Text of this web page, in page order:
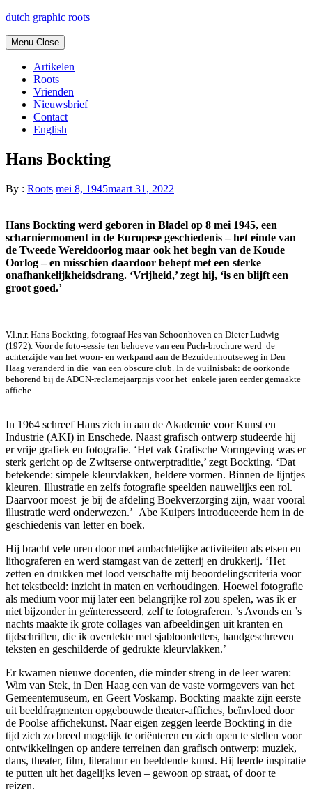
Skip
content
dutch graphic roots
Menu Close
Artikelen
Roots
Vrienden
Nieuwsbrief
Contact
English
Hans Bockting
By : Roots mei 8, 1945maart 31, 2022
Hans Bockting werd geboren in Bladel op 8 mei 1945, een
scharniermoment in de Europese geschiedenis – het einde van
de Tweede Wereldoorlog maar ook het begin van de Koude
Oorlog – en misschien daardoor behept met een sterke
onafhankelijkheidsdrang. ‘Vrijheid,’ zegt hij, ‘is en blijft een
groot goed.’
V.l.n.r. Hans Bockting, fotograaf Hes van Schoonhoven en Dieter Ludwig
(1972). Voor de foto-sessie ten behoeve van een Puch-brochure werd de
achterzijde van het woon- en werkpand aan de Bezuidenhoutseweg in Den
Haag veranderd in die van een obscure club. In de vuilnisbak: de oorkonde
behorend bij de ADCN-reclamejaarprijs voor het enkele jaren eerder gemaakte
affiche.
In 1964 schreef Hans zich in aan de Akademie voor Kunst en
Industrie (AKI) in Enschede. Naast grafisch ontwerp studeerde hij
er vrije grafiek en fotografie. ‘Het vak Grafische Vormgeving was er
sterk gericht op de Zwitserse ontwerptraditie,’ zegt Bockting. ‘Dat
betekende: simpele kleurvlakken, heldere vormen. Binnen de lijntjes
kleuren. Illustratie en zelfs fotografie speelden nauwelijks een rol.
Daarvoor moest je bij de afdeling Boekverzorging zijn, waar vooral
illustratie werd onderwezen.’ Abe Kuipers introduceerde hem in de
geschiedenis van letter en boek.
Hij bracht vele uren door met ambachtelijke activiteiten als etsen en
lithograferen en werd stamgast van de zetterij en drukkerij. ‘Het
zetten en drukken met lood verschafte mij beoordelingscriteria voor
het tekstbeeld: inzicht in maten en verhoudingen. Hoewel fotografie
als medium voor mij later een belangrijke rol zou spelen, was ik er
niet bijzonder in geïnteresseerd, zelf te fotograferen. ’s Avonds en ’s
nachts maakte ik grote collages van afbeeldingen uit kranten en
tijdschriften, die ik overdekte met sjabloonletters, handgeschreven
teksten en geschilderde of gedrukte kleurvlakken.’
Er kwamen nieuwe docenten, die minder streng in de leer waren:
Wim van Stek, in Den Haag een van de vaste vormgevers van het
Gemeentemuseum, en Geert Voskamp. Bockting maakte zijn eerste
uit beeldfragmenten opgebouwde theater-affiches, beïnvloed door
de Poolse affichekunst. Naar eigen zeggen leerde Bockting in die
tijd zich zo breed mogelijk te oriënteren en zich open te stellen voor
ontwikkelingen op andere terreinen dan grafisch ontwerp: muziek,
dans, theater, film, literatuur en beeldende kunst. Hij leerde inspiratie
te putten uit het dagelijks leven – gewoon op straat, of door te
reizen.